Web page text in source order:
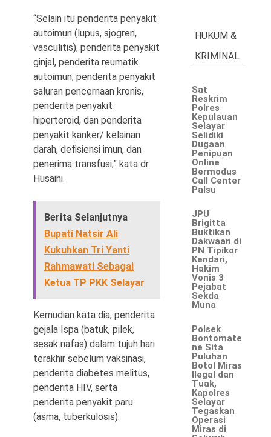
“Selain itu penderita penyakit
autoimun (lupus, sjogren,
vasculitis), penderita penyakit
ginjal, penderita reumatik
autoimun, penderita penyakit
saluran pencernaan kronis,
penderita penyakit
hiperteroid, dan penderita
penyakit kanker/ kelainan
darah, defisiensi imun, dan
penerima transfusi,” kata dr.
Husaini.
Berita Selanjutnya
Bupati Natsir Ali
Kukuhkan Tri Yanti
Rahmawati Sebagai
Ketua TP PKK Selayar
Kemudian kata dia, penderita
gejala Ispa (batuk, pilek,
sesak nafas) dalam tujuh hari
terakhir sebelum vaksinasi,
penderita diabetes melitus,
penderita HIV, serta
penderita penyakit paru
(asma, tuberkulosis).
HUKUM &
KRIMINAL
Sat
Reskrim
Polres
Kepulauan
Selayar
Selidiki
Dugaan
Penipuan
Online
Bermodus
Call Center
Palsu
JPU
Brigitta
Buktikan
Dakwaan di
PN Tipikor
Kendari,
Hakim
Vonis 3
Pejabat
Sekda
Muna
Polsek
Bontomate
ne Sita
Puluhan
Botol Miras
Ilegal dan
Tuak,
Kapolres
Selayar
Tegaskan
Operasi
Miras di